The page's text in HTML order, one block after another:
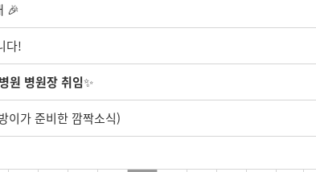
🎉
다!
원 병원장 취임✨
가 준비한 깜짝소식)